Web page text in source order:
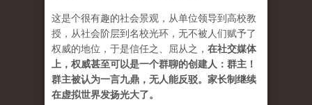
这是个很有趣的社会景观，从单位领导到高校教
授，从社会阶层到名校光环，无不被人们赋予了
权威的地位，于是信任之、屈从之， 在社交媒体
上，权威甚至可以是一个群聊的创建人：群主！
群主被认为一言九鼎，无人能反驳。家长制继续
在虚拟世界发扬光大了。